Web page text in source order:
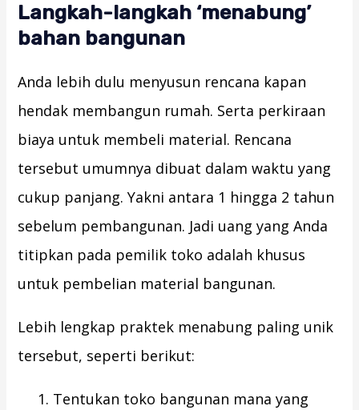
Langkah-langkah ‘menabung’
bahan bangunan
Anda lebih dulu menyusun rencana kapan
hendak membangun rumah. Serta perkiraan
biaya untuk membeli material. Rencana
tersebut umumnya dibuat dalam waktu yang
cukup panjang. Yakni antara 1 hingga 2 tahun
sebelum pembangunan. Jadi uang yang Anda
titipkan pada pemilik toko adalah khusus
untuk pembelian material bangunan.
Lebih lengkap praktek menabung paling unik
tersebut, seperti berikut:
Tentukan toko bangunan mana yang